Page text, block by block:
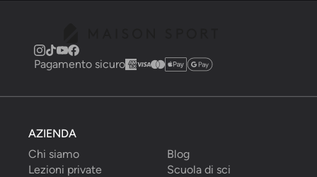
Pagamento sicuro
AZIENDA
Chi siamo
Blog
Lezioni private
Scuola di sci